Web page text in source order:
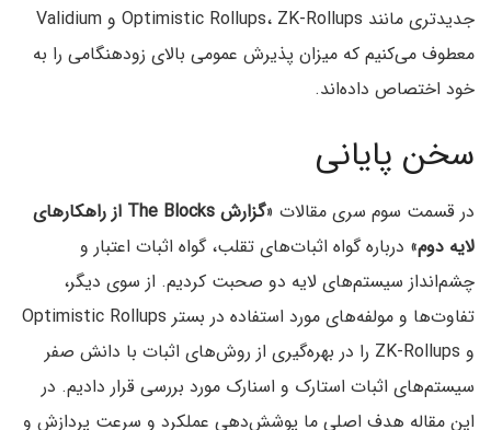
معطوف می‌کنیم که میزان پذیرش عمومی بالای زودهنگامی را به
خود اختصاص داده‌اند.
سخن پایانی
در قسمت سوم سری مقالات «
گزارش The Blocks از راهکار‌های
لایه دوم‌» درباره گواه اثبات‌های تقلب، گواه اثبات اعتبار و
چشم‌انداز سیستم‌های لایه دو صحبت کردیم. از سوی دیگر‌،
تفاوت‌ها و مولفه‌های مورد استفاده در بستر Optimistic Rollups
و ZK-Rollups را در بهره‌گیری از روش‌های اثبات با دانش صفر
سیستم‌های اثبات استارک و اسنارک مورد بررسی قرار دادیم. در
این مقاله هدف اصلی ما پوشش‌دهی عملکرد و سرعت پردازش و